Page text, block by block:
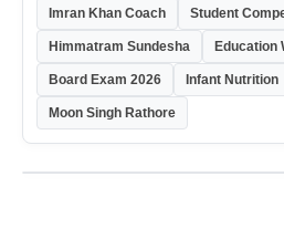
Imran Khan Coach Student
Himmatram Sundesha Education
Board Exam 2026 Infant Nutrition
Moon Singh Rathore